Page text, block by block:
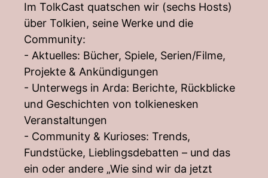
Im TolkCast quatschen wir (sechs Hosts)
über Tolkien, seine Werke und die
Community:
- Aktuelles: Bücher, Spiele, Serien/Filme,
Projekte & Ankündigungen
- Unterwegs in Arda: Berichte, Rückblicke
und Geschichten von tolkienesken
Veranstaltungen
- Community & Kurioses: Trends,
Fundstücke, Lieblingsdebatten – und das
ein oder andere „Wie sind wir da jetzt